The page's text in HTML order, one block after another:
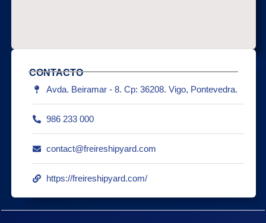
CONTACTO
Avda. Beiramar - 8. Cp: 36208. Vigo, Pontevedra.
986 233 000
contact@freireshipyard.com
https://freireshipyard.com/